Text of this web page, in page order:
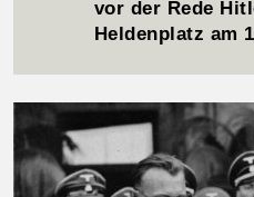
vor der Rede
Heldenplatz am